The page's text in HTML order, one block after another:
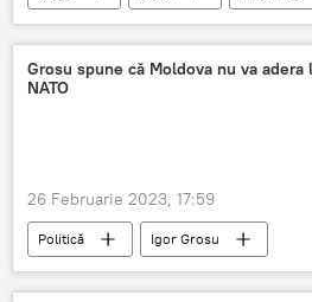
Grosu spune că Moldova nu va adera
NATO
26 Februarie 2023, 17:59
Politică Igor Grosu